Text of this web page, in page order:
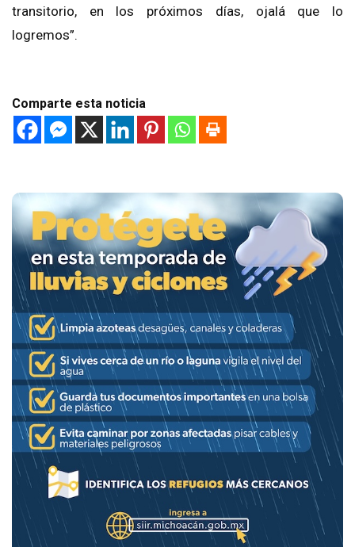
transitorio, en los próximos días, ojalá que lo
logremos”.
Comparte esta noticia